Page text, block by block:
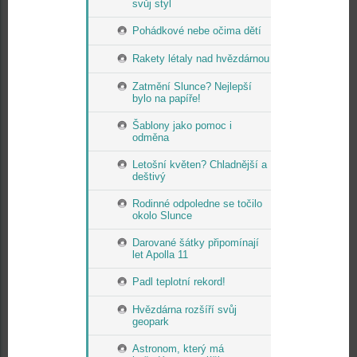
svůj styl
Pohádkové nebe očima dětí
Rakety létaly nad hvězdárnou
Zatmění Slunce? Nejlepší
bylo na papíře!
Šablony jako pomoc i
odměna
Letošní květen? Chladnější a
deštivý
Rodinné odpoledne se točilo
okolo Slunce
Darované šátky připomínají
let Apolla 11
Padl teplotní rekord!
Hvězdárna rozšíří svůj
geopark
Astronom, který má